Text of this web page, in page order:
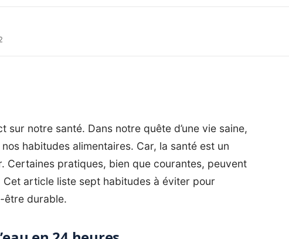
sur notre santé. Dans notre quête d’une vie saine,
habitudes alimentaires. Car, la santé est un
Certaines pratiques, bien que courantes, peuvent
article liste sept habitudes à éviter pour
être durable.